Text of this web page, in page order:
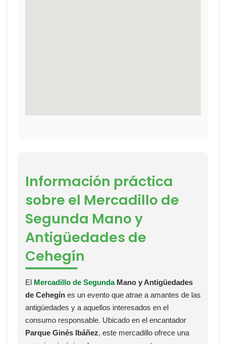
Información práctica
sobre el Mercadillo de
Segunda Mano y
Antigüedades de
Cehegín
El Mercadillo de SegundaMano y Antigüedades
de Cehegín es un evento que atrae a amantes de las
antigüedades y a aquellos interesados en el
consumo responsable. Ubicado en el encantador
Parque Ginés Ibáñez, este mercadillo ofrece una